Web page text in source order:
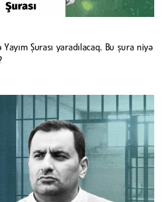
Şurası yaradılacaq. Bu şura niyə